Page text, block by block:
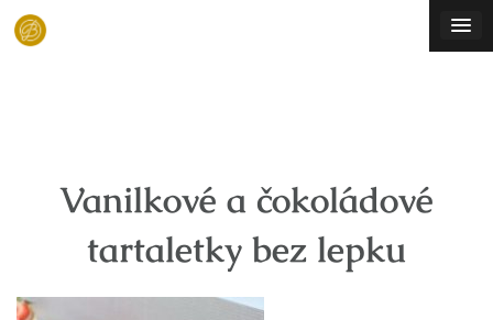
Skip
Vanilkové a čokoládové
tartaletky bez lepku